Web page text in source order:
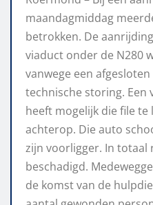
maandagmiddag
betrokken. De
viaduct onder de N280
vanwege een
technische storing. Een
heeft mogelijk die file
achterop. Die auto
zijn voorligger. In totaal
beschadigd.
de komst van de